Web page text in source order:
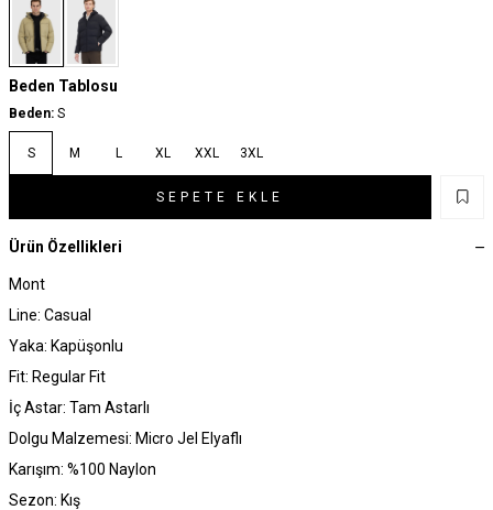
Beden Tablosu
Beden: S
S M L XL XXL 3XL
SEPETE EKLE
Ürün Özellikleri
Mont
Line: Casual
Yaka: Kapüşonlu
Fit: Regular Fit
İç Astar: Tam Astarlı
Dolgu Malzemesi: Micro Jel Elyaflı
Karışım: %100 Naylon
Sezon: Kış